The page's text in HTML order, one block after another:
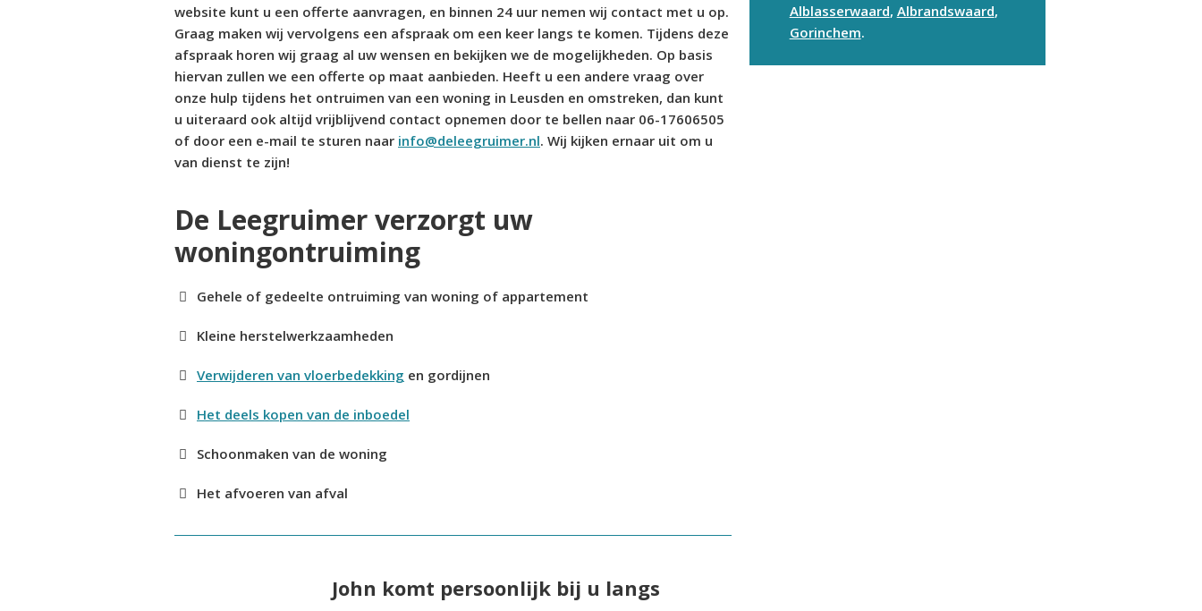
website kunt u een offerte aanvragen, en binnen 24 uur nemen wij contact met u op.
Graag maken wij vervolgens een afspraak om een keer langs te komen. Tijdens deze
afspraak horen wij graag al uw wensen en bekijken we de mogelijkheden. Op basis
hiervan zullen we een offerte op maat aanbieden. Heeft u een andere vraag over
onze hulp tijdens het ontruimen van een woning in Leusden en omstreken, dan kunt
u uiteraard ook altijd vrijblijvend contact opnemen door te bellen naar 06-17606505
of door een e-mail te sturen naar info@deleegruimer.nl. Wij kijken ernaar uit om u
van dienst te zijn!
De Leegruimer verzorgt uw
woningontruiming
Gehele of gedeelte ontruiming van woning of appartement
Kleine herstelwerkzaamheden
Verwijderen van vloerbedekking en gordijnen
Het deels kopen van de inboedel
Schoonmaken van de woning
Het afvoeren van afval
John komt persoonlijk bij u langs
Alblasserwaard, Albrandswaard,
Gorinchem.